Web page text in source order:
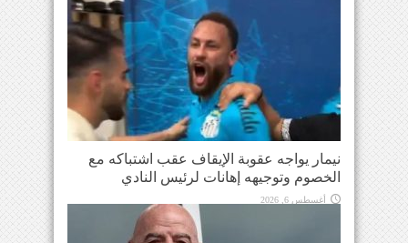
نيمار يواجه عقوبة الإيقاف عقب اشتباكه مع
الخصوم وتوجيهه إهانات لرئيس النادي
أغسطس 6, 2026